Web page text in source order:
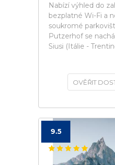
Nabízí výhled do
bezplatné Wi-Fi a
soukromé
Putzerhof se
Siusi (Itálie -
OVĚŘIT
9.5